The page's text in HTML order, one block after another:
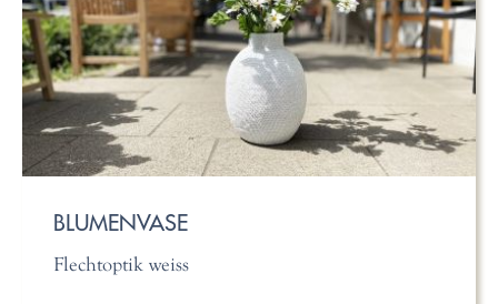
BLUMENVASE
Flechtoptik weiss